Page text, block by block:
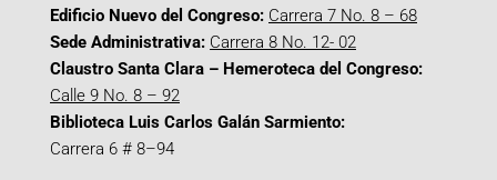
Edificio Nuevo del Congreso: Carrera 7 No. 8 – 68
Sede Administrativa: Carrera 8 No. 12- 02
Claustro Santa Clara – Hemeroteca del Congreso:
Calle 9 No. 8 – 92
Biblioteca Luis Carlos Galán Sarmiento:
Carrera 6 # 8–94